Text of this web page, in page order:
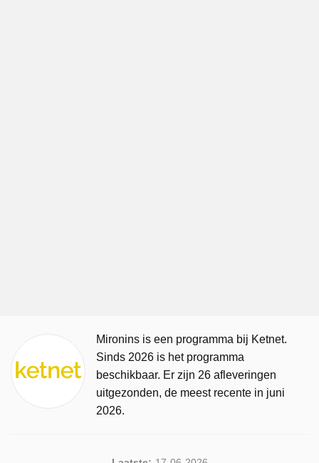
Mironins is een programma bij Ketnet.
Sinds 2026 is het programma
beschikbaar. Er zijn 26 afleveringen
uitgezonden, de meest recente in juni
2026.